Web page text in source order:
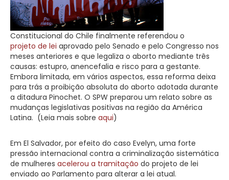
Constitucional do Chile finalmente referendou o
projeto de lei aprovado pelo Senado e pelo Congresso nos
meses anteriores e que legaliza o aborto mediante três
causas: estupro, anencefalia e risco para a gestante.
Embora limitada, em vários aspectos, essa reforma deixa
para trás a proibição absoluta do aborto adotada durante
a ditadura Pinochet. O SPW preparou um relato sobre as
mudanças legislativas positivas na região da América
Latina. (Leia mais sobre aqui)
Em El Salvador, por efeito do caso Evelyn, uma forte
pressão internacional contra a criminalização sistemática
de mulheres acelerou a tramitação do projeto de lei
enviado ao Parlamento para alterar a lei atual.